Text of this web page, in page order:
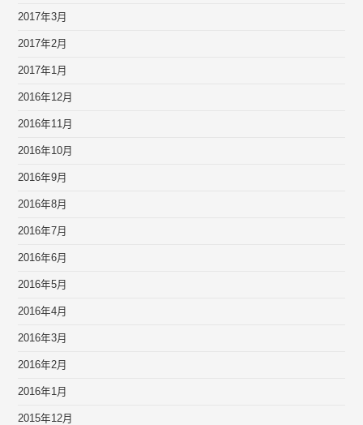
2017年3月
2017年2月
2017年1月
2016年12月
2016年11月
2016年10月
2016年9月
2016年8月
2016年7月
2016年6月
2016年5月
2016年4月
2016年3月
2016年2月
2016年1月
2015年12月